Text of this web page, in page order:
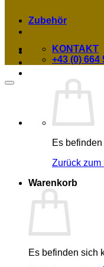
Es
Zurück zum
Warenkorb
Es befinden sich
Zubehör
KONTAKT
+43 (0) 664